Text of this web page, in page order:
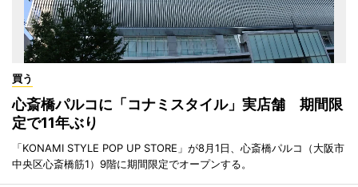
買う
心斎橋パルコに「コナミスタイル」実店舗 期間限
定で11年ぶり
「KONAMI STYLE POP UP STORE」が8月1日、心斎橋パルコ（大阪市
中央区心斎橋筋1）9階に期間限定でオープンする。